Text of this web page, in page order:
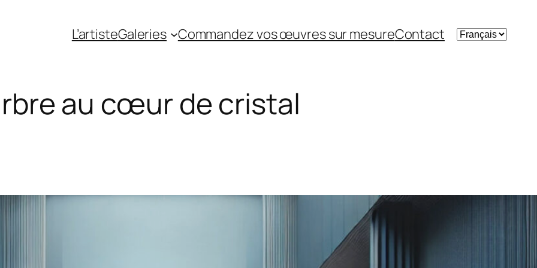
L’artisteGaleries Commandez vos œuvres sur mesureContact
Choisir
au cœur de cristal